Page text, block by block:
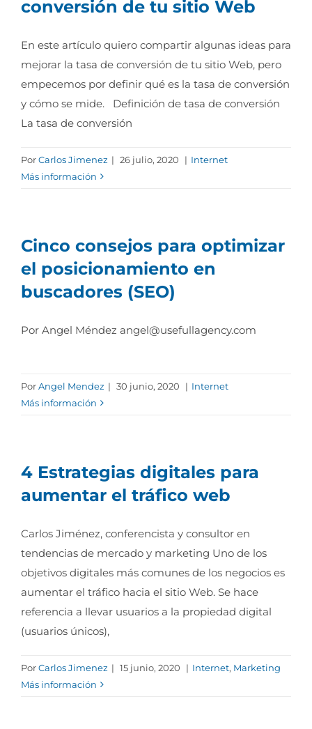
conversión de tu sitio Web
En este artículo quiero compartir algunas ideas para
mejorar la tasa de conversión de tu sitio Web, pero
empecemos por definir qué es la tasa de conversión
y cómo se mide. Definición de tasa de conversión
La tasa de conversión
PorCarlos Jimenez | 26 julio, 2020 | Internet
Más información
Cinco consejos para optimizar
el posicionamiento en
buscadores (SEO)
Por Angel Méndez angel@usefullagency.com
PorAngel Mendez | 30 junio, 2020 | Internet
Más información
4 Estrategias digitales para
aumentar el tráfico web
Carlos Jiménez, conferencista y consultor en
tendencias de mercado y marketing Uno de los
objetivos digitales más comunes de los negocios es
aumentar el tráfico hacia el sitio Web. Se hace
referencia a llevar usuarios a la propiedad digital
(usuarios únicos),
PorCarlos Jimenez | 15 junio, 2020 | Internet, Marketing
Más información